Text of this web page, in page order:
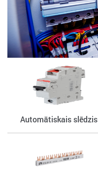
Automātiskais slēdzis